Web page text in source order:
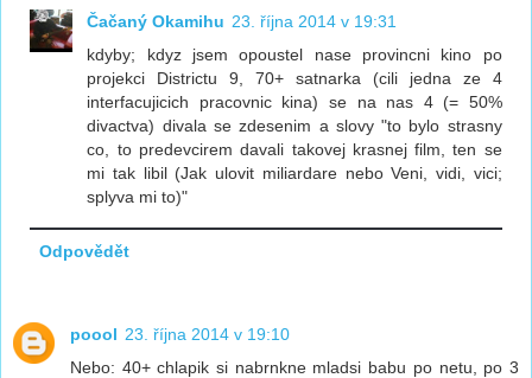
Čačaný Okamihu 23. října 2014 v 19:31
kdyby; kdyz jsem opoustel nase provincni kino po
projekci Districtu 9, 70+ satnarka (cili jedna ze 4
interfacujicich pracovnic kina) se na nas 4 (= 50%
divactva) divala se zdesenim a slovy "to bylo strasny
co, to predevcirem davali takovej krasnej film, ten se
mi tak libil (Jak ulovit miliardare nebo Veni, vidi, vici;
splyva mi to)"
Odpovědět
poool 23. října 2014 v 19:10
Nebo: 40+ chlapik si nabrnkne mladsi babu po netu, po 3